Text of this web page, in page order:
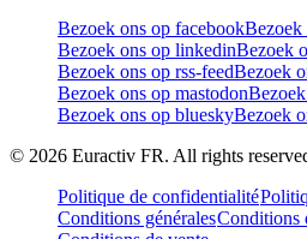
Bezoek ons op facebookBezoek
Bezoek ons op linkedinBezoek
Bezoek ons op rss-feedBezoek
Bezoek ons op mastodon
Bezoek ons op blueskyBezoek
© 2026 Euractiv FR. All rights
Politique de confidentialité
Conditions généralesConditions